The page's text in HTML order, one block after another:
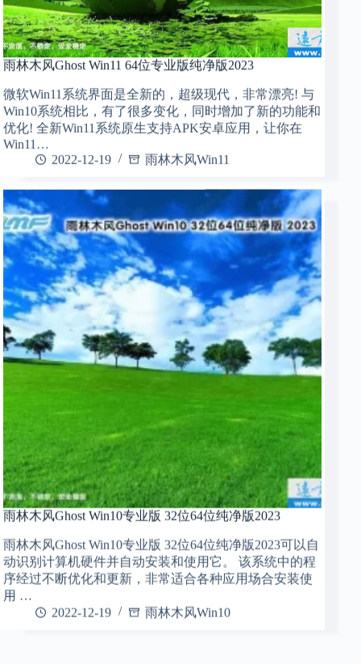
雨林木风Ghost Win11 64位专业版纯净版2023
微软Win11系统界面是全新的，超级现代，非常漂亮! 与
Win10系统相比，有了很多变化，同时增加了新的功能和
优化! 全新Win11系统原生支持APK安卓应用，让你在
Win11…
2022-12-19
雨林木风Win11
雨林木风Ghost Win10专业版 32位64位纯净版2023
雨林木风Ghost Win10专业版 32位64位纯净版2023可以自
动识别计算机硬件并自动安装和使用它。 该系统中的程
序经过不断优化和更新，非常适合各种应用场合安装使
用 …
2022-12-19
雨林木风Win10